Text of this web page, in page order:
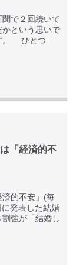
で２回続いて
かという思いで
。 ひとつ
「経済的不
的不安」(毎
発表した結婚
強が「結婚し